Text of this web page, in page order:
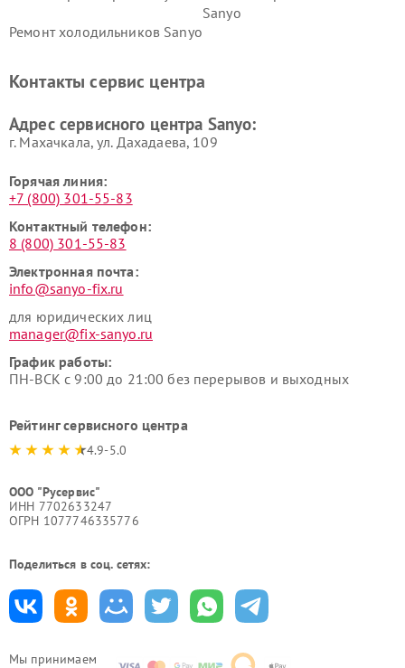
Мы принимаем
Sanyo
Ремонт холодильников Sanyo
Контакты сервис центра
Адрес сервисного центра Sanyo:
г. Махачкала, ул. Дахадаева, 109
Горячая линия:
+7 (800) 301-55-83
Контактный телефон:
8 (800) 301-55-83
Электронная почта:
info@sanyo-fix.ru
для юридических лиц
manager@fix-sanyo.ru
График работы:
ПН-ВСК с 9:00 до 21:00 без перерывов и выходных
Рейтинг сервисного центра
4.9-5.0
ООО "Русервис"
ИНН 7702633247
ОГРН 1077746335776
Поделиться в соц. сетях: